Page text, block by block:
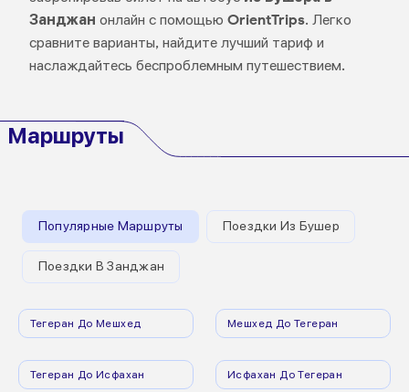
Занджан онлайн с помощью OrientTrips. Легко
сравните варианты, найдите лучший тариф и
наслаждайтесь беспроблемным путешествием.
Маршруты
Популярные Маршруты Поездки Из Бушер
Поездки В Занджан
Тегеран До Мешхед Мешхед До Тегеран
Тегеран До Исфахан Исфахан До Тегеран